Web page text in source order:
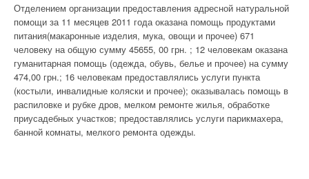
Отделением организации предоставления адресной натуральной
помощи за 11 месяцев 2011 года оказана помощь продуктами
питания(макаронные изделия, мука, овощи и прочее) 671
человеку на общую сумму 45655, 00 грн. ; 12 человекам оказана
гуманитарная помощь (одежда, обувь, белье и прочее) на сумму
474,00 грн.; 16 человекам предоставлялись услуги пункта
(костыли, инвалидные коляски и прочее); оказывалась помощь в
распиловке и рубке дров, мелком ремонте жилья, обработке
приусадебных участков; предоставлялись услуги парикмахера,
банной комнаты, мелкого ремонта одежды.